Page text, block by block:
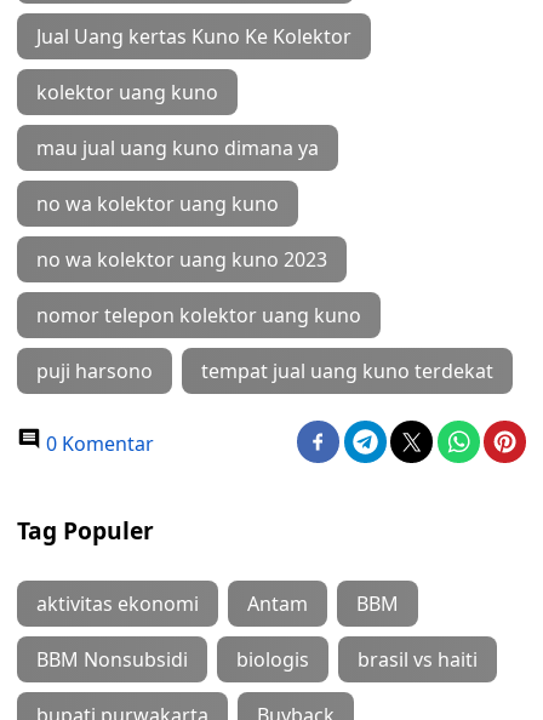
Jual Uang kertas Kuno Ke Kolektor
kolektor uang kuno
mau jual uang kuno dimana ya
no wa kolektor uang kuno
no wa kolektor uang kuno 2023
nomor telepon kolektor uang kuno
puji harsono tempat jual uang kuno terdekat
0 Komentar
Tag Populer
aktivitas ekonomi Antam BBM
BBM Nonsubsidi biologis brasil vs haiti